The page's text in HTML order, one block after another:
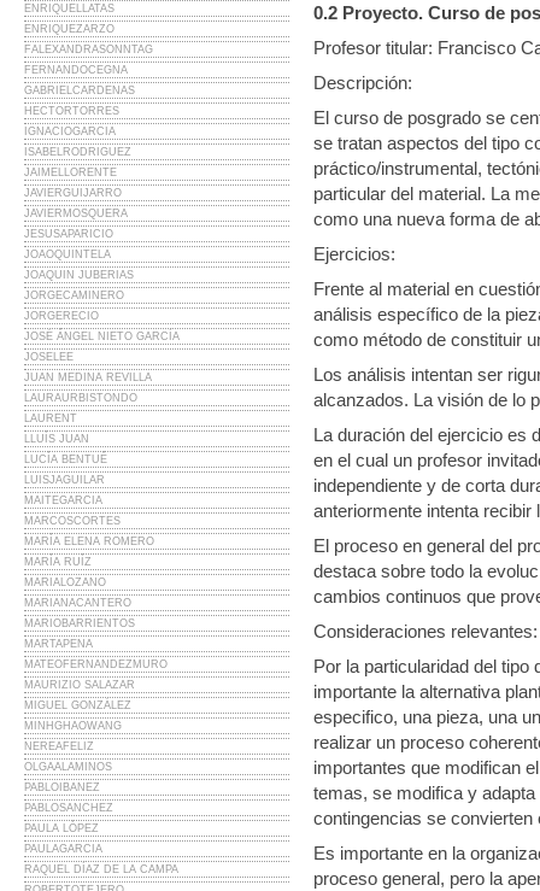
ENRIQUELLATAS
ENRIQUEZARZO
FALEXANDRASONNTAG
FERNANDOCEGNA
GABRIELCARDENAS
HECTORTORRES
IGNACIOGARCIA
ISABELRODRIGUEZ
JAIMELLORENTE
JAVIERGUIJARRO
JAVIERMOSQUERA
JESUSAPARICIO
JOAOQUINTELA
JOAQUIN JUBERIAS
JORGECAMINERO
JORGERECIO
JOSÉ ÁNGEL NIETO GARCÍA
JOSELEE
JUAN MEDINA REVILLA
LAURAURBISTONDO
LAURENT
LLUÍS JUAN
LUCÍA BENTUÉ
LUISJAGUILAR
MAITEGARCIA
MARCOSCORTES
MARÍA ELENA ROMERO
MARÍA RUÍZ
MARIALOZANO
MARIANACANTERO
MARIOBARRIENTOS
MARTAPENA
MATEOFERNANDEZMURO
MAURIZIO SALAZAR
MIGUEL GONZÁLEZ
MINHGHAOWANG
NEREAFELIZ
OLGAALAMINOS
PABLOIBANEZ
PABLOSANCHEZ
PAULA LÓPEZ
PAULAGARCIA
RAQUEL DÍAZ DE LA CAMPA
0.2 Proyecto. Curso de
Profesor titular: Francisco
Descripción:
El curso de posgrado se
se tratan aspectos del tipo
práctico/instrumental,
particular del material. La
como una nueva forma de
Ejercicios:
Frente al material en
análisis específico de la
como método de constituir
Los análisis intentan ser
alcanzados. La visión de lo
La duración del ejercicio es
en el cual un profesor
independiente y de corta
anteriormente intenta
El proceso en general del
destaca sobre todo la
cambios continuos que
Consideraciones relevantes:
Por la particularidad del
importante la alternativa
especifico, una pieza, una
realizar un proceso
importantes que modifican
temas, se modifica y
contingencias se
Es importante en la
proceso general, pero la